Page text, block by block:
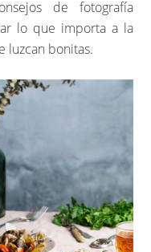
de fotografía
lo que importa a la
luzcan bonitas.